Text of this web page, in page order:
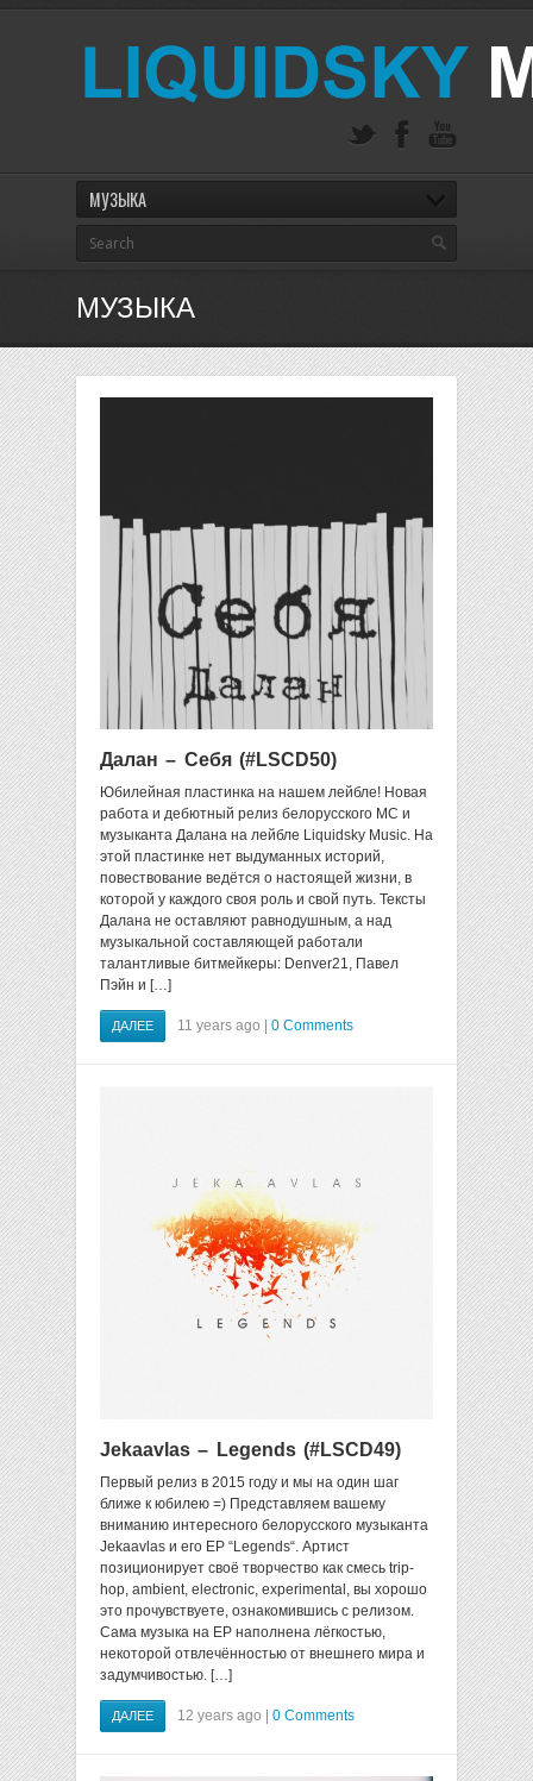
МУЗЫКА
МУЗЫКА
Далан – Себя (#LSCD50)
Юбилейная пластинка на нашем лейбле! Новая
работа и дебютный релиз белорусского МС и
музыканта Далана на лейбле Liquidsky Music. На
этой пластинке нет выдуманных историй,
повествование ведётся о настоящей жизни, в
которой у каждого своя роль и свой путь. Тексты
Далана не оставляют равнодушным, а над
музыкальной составляющей работали
талантливые битмейкеры: Denver21, Павел
Пэйн и […]
ДАЛЕЕ 11 years ago | 0 Comments
Jekaavlas – Legends (#LSCD49)
Первый релиз в 2015 году и мы на один шаг
ближе к юбилею =) Представляем вашему
вниманию интересного белорусского музыканта
Jekaavlas и его EP “Legends“. Артист
позиционирует своё творчество как смесь trip-
hop, ambient, electronic, experimental, вы хорошо
это прочувствуете, ознакомившись с релизом.
Сама музыка на EP наполнена лёгкостью,
некоторой отвлечённостью от внешнего мира и
задумчивостью. […]
ДАЛЕЕ 12 years ago | 0 Comments